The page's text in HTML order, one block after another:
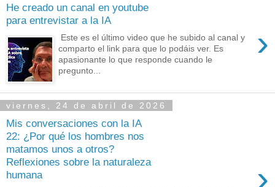
He creado un canal en youtube
para entrevistar a la IA
›
Este es el último video que he subido al canal y
comparto el link para que lo podáis ver. Es
apasionante lo que responde cuando le
pregunto...
viernes, 24 de abril de 2026
Mis conversaciones con la IA
22: ¿Por qué los hombres nos
matamos unos a otros?
Reflexiones sobre la naturaleza
humana
›